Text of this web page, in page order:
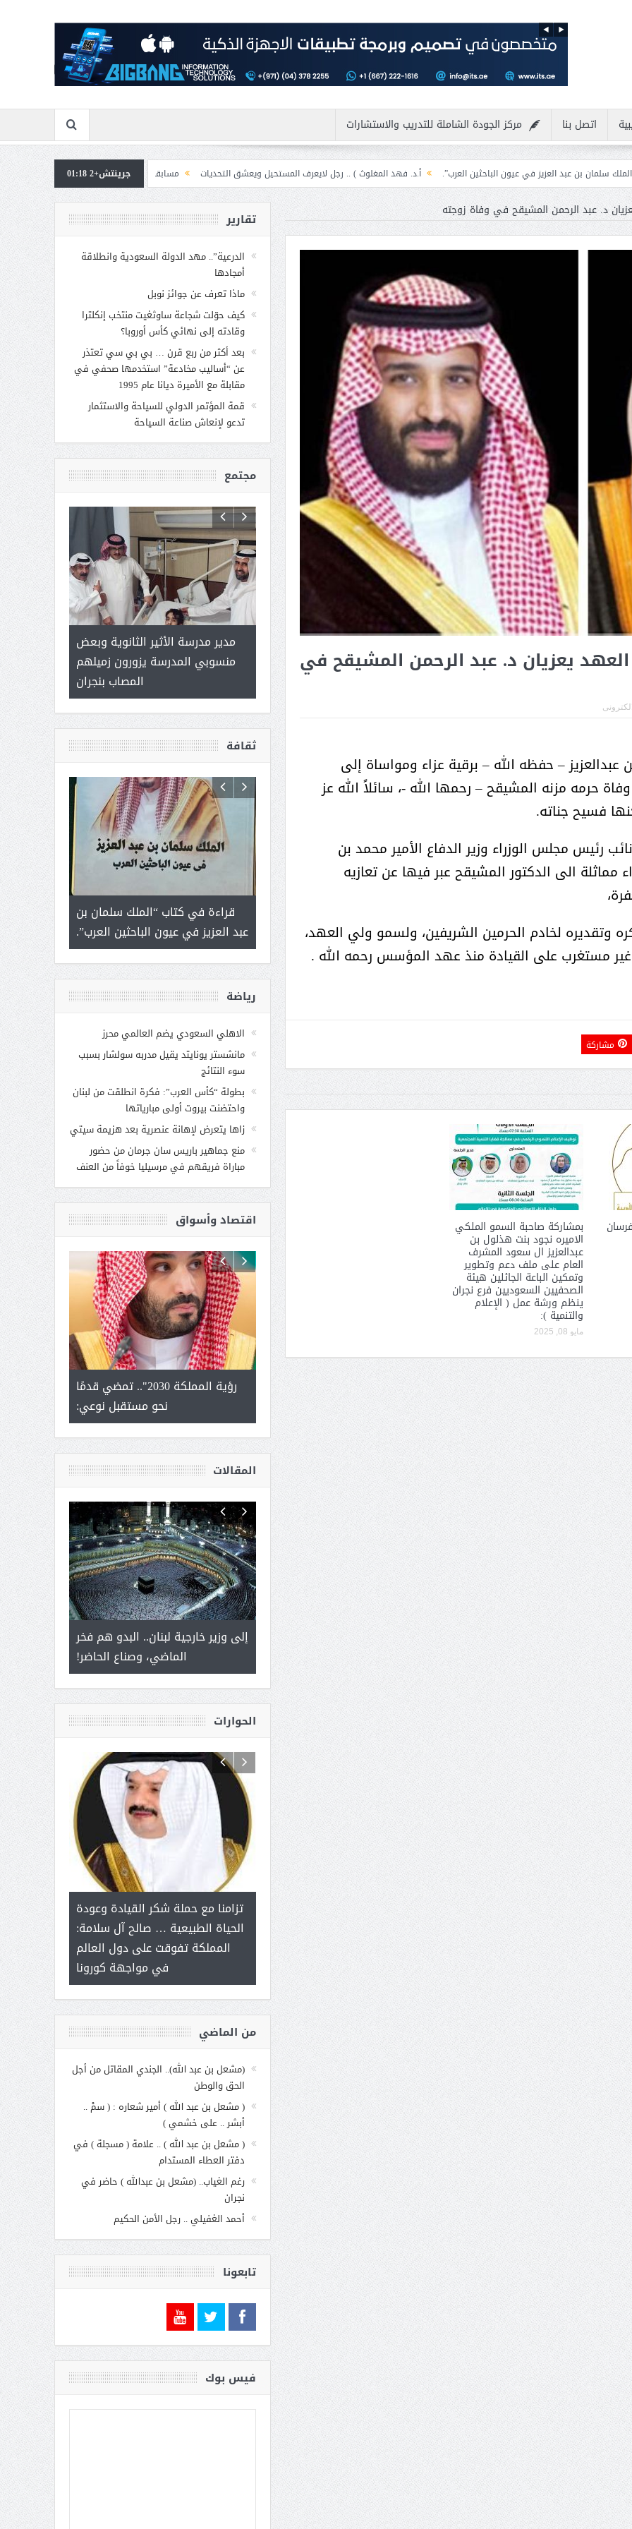
اتصل بنا مركز الجودة الشاملة للتدريب والاستشارات
في عيون الباحثين العرب”. أ.د. فهد المغلوث ) .. رجل لايعرف المستحيل ويعشق التحديات مسابقة المشيقح تعلن فرسان النسخة الخامسة
بمشاركة
جرينتش+2 01:18
د. عبد الرحمن المشيقح في وفاة زوجته
يعزيان د. عبد الرحمن المشيقح في
– حفظه الله – برقية عزاء ومواساة إلى
حرمه مزنه المشيقح – رحمها الله -، سائلاً الله عز
فسيح جناته.
رئيس مجلس الوزراء وزير الدفاع الأمير محمد بن
مماثلة الى الدكتور المشيقح عبر فيها عن تعازيه
وتقديره لخادم الحرمين الشريفين، ولسمو ولي العهد،
مستغرب على القيادة منذ عهد المؤسس رحمه الله .
مشاركة
بمشاركة صاحبة السمو الملكي
الاميره نجود بنت هذلول بن
عبدالعزيز ال سعود المشرف
العام على ملف دعم وتطوير
وتمكين الباعة الجائلين هيئة
الصحفيين السعوديين فرع نجران
ينظم ورشة عمل ( الإعلام
والتنمية ):
مايو 08, 2025
تقارير
الدرعية”.. مهد الدولة السعودية وانطلاقة
أمجادها
ماذا تعرف عن جوائز نوبل
كيف حوّلت شجاعة ساوثغيت منتخب إنكلترا
وقادته إلى نهائي كأس أوروبا؟
بعد أكثر من ربع قرن … بي بي سي تعتذر
عن “أساليب مخادعة” استخدمها صحفي في
مقابلة مع الأميرة ديانا عام 1995
قمة المؤتمر الدولي للسياحة والاستثمار
تدعو لإنعاش صناعة السياحة
مجتمع
( محمد
مدير مدرسة الأثير الثانوية وبعض
منسوبي المدرسة يزورون زميلهم
المصاب بنجران
الأميرة (نجود بنت هذلول ) .. ميراث
العطاء
أمل البنيان .. طبيبة فوق العادة .:
ثقافة
قراءة في كتاب “الملك سلمان بن
عبد العزيز في عيون الباحثين العرب”.
أ.د. فهد المغلوث ) .. رجل لايعرف
المستحيل ويعشق التحديات
النسخة الخامسة
رياضة
الاهلي السعودي يضم العالمي محرز
مانشستر يونايتد يقيل مدربه سولشار بسبب
سوء النتائج
بطولة “كأس العرب”: فكرة انطلقت من لبنان
واحتضنت بيروت أولى مبارياتها
زاها يتعرض لإهانة عنصرية بعد هزيمة سيتي
منع جماهير باريس سان جرمان من حضور
مباراة فريقهم في مرسيليا خوفاً من العنف
اقتصاد وأسواق
الشيخ
يحصل على
رؤية المملكة 2030".. تمضي قدمًا
نحو مستقبل نوعي:
المؤشرات الجغرافية للتمور ورشة
عمل ينظمها موسم عنيزة
الشيخ صالح بن حسين آل سلامة
يحصل على الدكتوراة في الإدارة من
أكاديمية(جيت) البريطانية
المقالات
سلمان بن
إلى وزير خارجية لبنان.. البدو هم فخر
الماضي، وصناع الحاضر!
( مشعل بن عبد الله ) .. أمير يحمل
جينات الوطن ويتغذى من عشق
القيادة
حوار يحمل جينات الوطن مع الأمير
مشعل بن عبد الله بن عبد العزيز
الحوارات
للإبداع
مع الأمين
بنت
تزامنا مع حملة شكر القيادة وعودة
الحياة الطبيعية … صالح آل سلامة:
المملكة تفوقت على دول العالم
في مواجهة كورونا
رئيس غرفة نجران محيميد آل شرمه:
الانتخابات لن تؤثر على برامج
المجلس والشفافية هي أساس
عملنا
عضو مجلس الشارقة الرياضي
والمدير السابق للأكاديمية الأولمبية
في الامارات د . عبد الملك جاني :
منتدى ( اكتشاف المواهب
الاجتماعية ) فرصة للتوأمة بين
الرياضة والعمل الاجتماعي
من الماضي
(مشعل بن عبد الله).. الجندي المقاتل من أجل
الحق والوطن
( مشعل بن عبد الله ) أمير شعاره : ( سمْ ..
أبشر .. على خشمي )
( مشعل بن عبد الله ) .. علامة ( مسجلة ) في
دفتر العطاء المستدام
رغم الغياب.. (مشعل بن عبدالله ) حاضر في
نجران
أحمد الغفيلي .. رجل الأمن الحكيم
تابعونا
فيس بوك